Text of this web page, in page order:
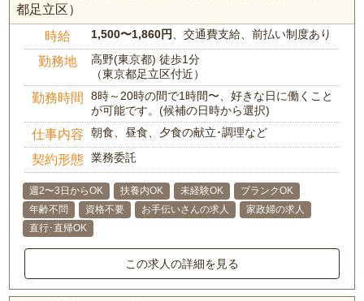
都足立区）
時給 1,500〜1,860円 、交通費支給、前払い制度あり
勤務地
高野(東京都) 徒歩1分
（東京都足立区付近）
勤務時間
8時～20時の間で1時間〜、好きな日に働くこと
が可能です。(候補の日時から選択)
仕事内容 朝食、昼食、夕食の献立･調理など
契約形態 業務委託
週2〜3日からOK 扶養内OK 未経験OK
ブランクOK
年齢不問
資格不要 お手伝いさんの求人
家政婦の求人
直行･直帰OK
この求人の詳細を見る